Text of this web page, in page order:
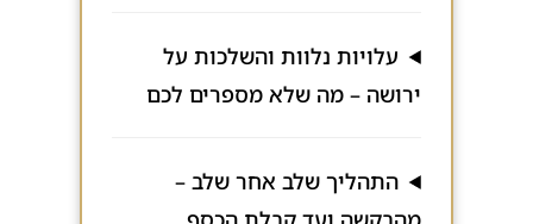
עלויות נלוות והשלכות על
ירושה – מה שלא מספרים לכם
התהליך שלב אחר שלב –